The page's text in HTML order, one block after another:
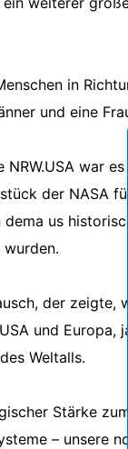
in
und eine
war
der NASA
us
der
und Europa,
Weltalls.
Stärke
– unsere